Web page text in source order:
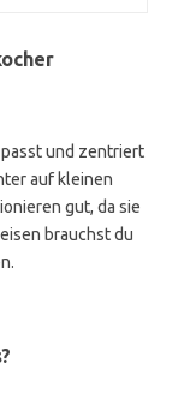
und zentriert
auf kleinen
gut, da sie
brauchst du